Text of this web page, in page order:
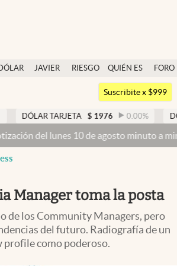
JAVIER
RIESGO
QUIÉN ES
QUIÉN
FORO
Argentina
México
Suscribite x $999
$ 1976 0.00 % DÓLAR MEP
10 de agosto minuto a minutoDólar hoy
Manager toma la posta
de los Community Managers, pero
del futuro. Radiografía de un
profile como poderoso.